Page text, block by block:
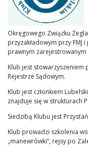
Okręgowego Związku
przyzakładowym przy FMJ
prawnym zarejestrowanym
Klub jest stowarzyszeniem
Rejestrze Sądowym.
Klub jest członkiem
znajduje się w strukturach
Siedzibą Klubu jest
Klub prowadzi szkolenia
„manewrówki”, rejsy po